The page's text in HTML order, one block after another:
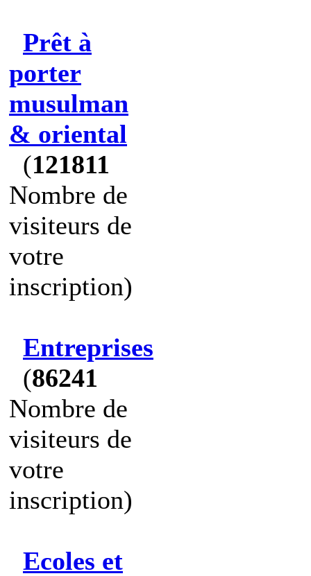
Prêt à
porter
musulman
& oriental
(121811
Nombre de
visiteurs de
votre
inscription)
Entreprises
(86241
Nombre de
visiteurs de
votre
inscription)
Ecoles et